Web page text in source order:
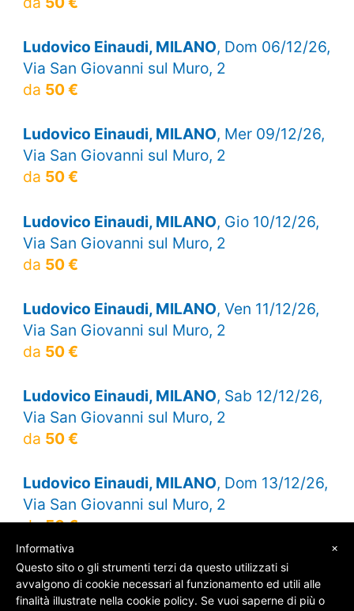
Ludovico Einaudi, MILANO, Dom 06/12/26,
Via San Giovanni sul Muro, 2
da 50 €
Ludovico Einaudi, MILANO, Mer 09/12/26,
Via San Giovanni sul Muro, 2
da 50 €
Ludovico Einaudi, MILANO, Gio 10/12/26,
Via San Giovanni sul Muro, 2
da 50 €
Ludovico Einaudi, MILANO, Ven 11/12/26,
Via San Giovanni sul Muro, 2
da 50 €
Ludovico Einaudi, MILANO, Sab 12/12/26,
Via San Giovanni sul Muro, 2
da 50 €
Ludovico Einaudi, MILANO, Dom 13/12/26,
Via San Giovanni sul Muro, 2
da50 €
×
Informativa
Questo sito o gli strumenti terzi da questo utilizzati si
avvalgono di cookie necessari al funzionamento ed utili alle
finalità illustrate nella cookie policy. Se vuoi saperne di più o